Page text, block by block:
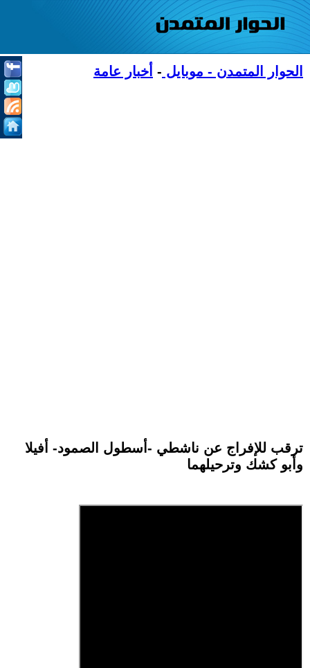
الحوار المتمدن - موبايل - أخبار عامة
ترقب للإفراج عن ناشطي -أسطول الصمود- أفيلا
وأبو كشك وترحيلهما